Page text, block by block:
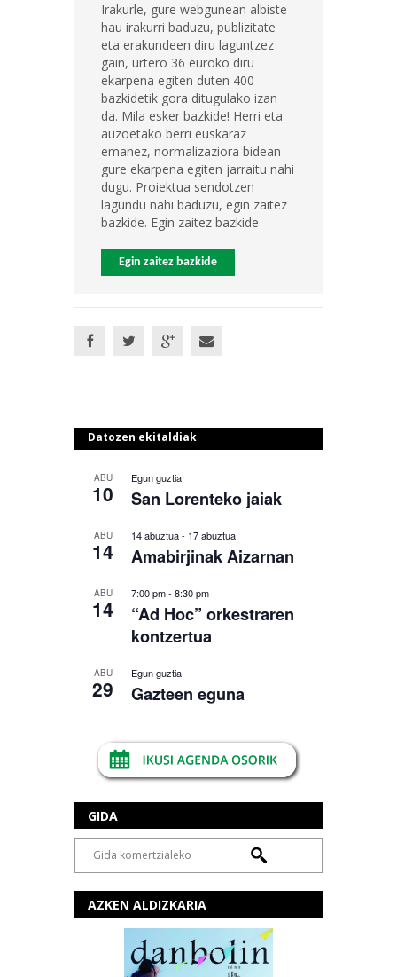
Irakurle, gure webgunean albiste
hau irakurri baduzu, publizitate
eta erakundeen diru laguntzez
gain, urtero 36 euroko diru
ekarpena egiten duten 400
bazkidetik gora ditugulako izan
da. Mila esker bazkide! Herri eta
auzoetako berri euskaraz
emanez, normalizaziora bidean
gure ekarpena egiten jarraitu nahi
dugu. Proiektua sendotzen
lagundu nahi baduzu, egin zaitez
bazkide. Egin zaitez bazkide
Egin zaitez bazkide
Datozen ekitaldiak
ABU
10
Egun guztia
San Lorenteko jaiak
ABU
14
14 abuztua- 17 abuztua
Amabirjinak Aizarnan
ABU
14
7:00 pm- 8:30 pm
“Ad Hoc” orkestraren
kontzertua
ABU
29
Egun guztia
Gazteen eguna
GIDA
AZKEN ALDIZKARIA